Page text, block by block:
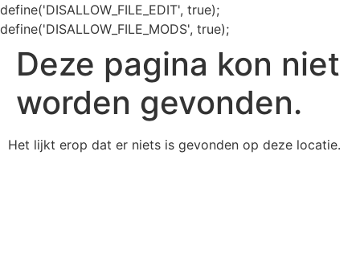
define('DISALLOW_FILE_EDIT', true);
define('DISALLOW_FILE_MODS', true);
Deze pagina kon niet
worden gevonden.
Het lijkt erop dat er niets is gevonden op deze locatie.